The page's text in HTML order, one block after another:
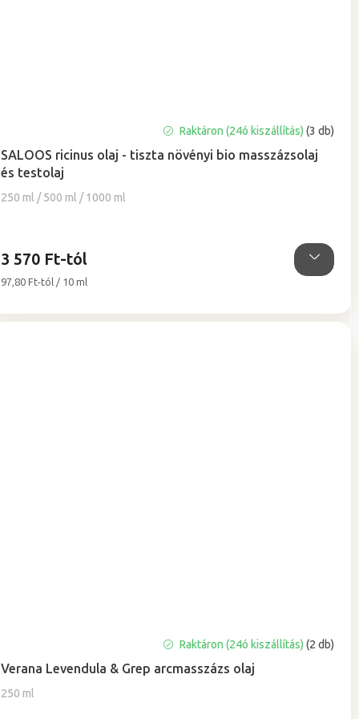
SALOOS ricinus olaj - tiszta növényi bio masszázsolaj
és testolaj
250 ml / 500 ml / 1000 ml
átlagos
értékelése
5-
Raktáron (24ó kiszállítás)(3 db)
3 570 Ft-tól
Egységár:
97,80 Ft-tól / 10 ml
Verana Levendula & Grep arcmasszázs olaj
250 ml
Raktáron (24ó kiszállítás) (2 db)